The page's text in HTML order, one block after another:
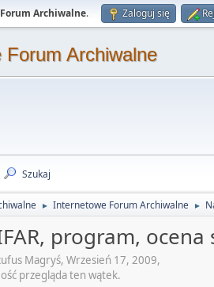
Archiwalne. Zaloguj się
Szukaj
► Internetowe Forum Archiwalne ►
program, ocena
Magryś, Wrzesień 17, 2009,
przegląda ten wątek.